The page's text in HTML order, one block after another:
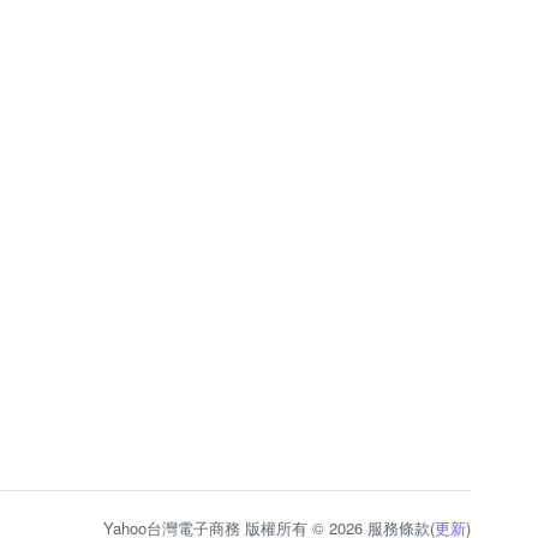
Yahoo台灣電子商務 版權所有 © 2026 服務條款(更新)